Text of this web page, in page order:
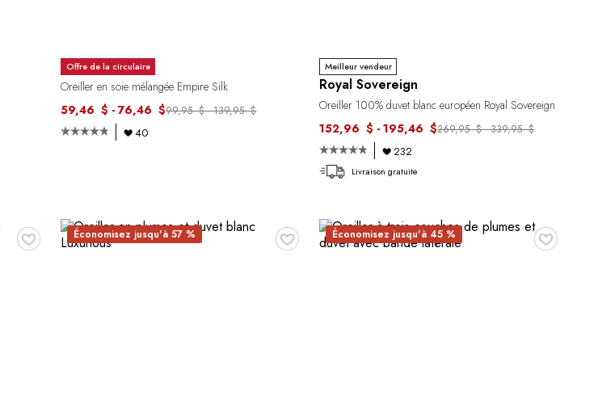
Offre de la circulaire
Oreiller en soie mélangée Empire Silk
59,46 $ - 76,46 $99,95 $ - 139,95 $
40
Meilleur vendeur
Royal Sovereign
Oreiller 100% duvet blanc européen Royal Sovereign
152,96 $ - 195,46 $269,95 $ - 339,95 $
232
Livraison gratuite
♥ ♥
Économisez jusqu'à 57 % ♥
Économisez jusqu'à 45 %